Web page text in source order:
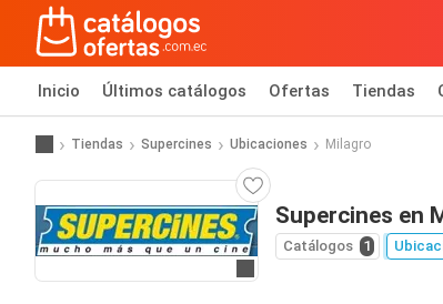
Inicio Últimos catálogos Ofertas Tiendas
Tiendas Supercines Ubicaciones Milagro
Supercines en
Catálogos 1